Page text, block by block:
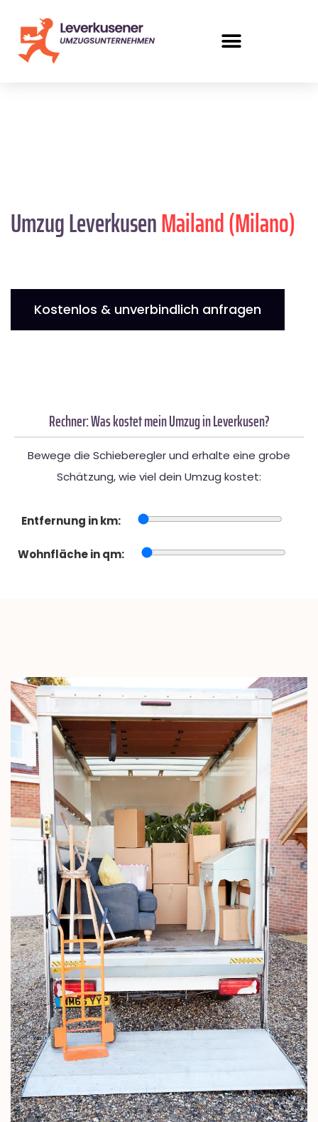
Umzug LeverkusenMailand (Milano)
Kostenlos & unverbindlich anfragen
Rechner: Was kostet mein Umzug in Leverkusen?
Bewege die Schieberegler und erhalte eine grobe
Schätzung, wie viel dein Umzug kostet:
Entfernung in km:
Wohnfläche in qm: